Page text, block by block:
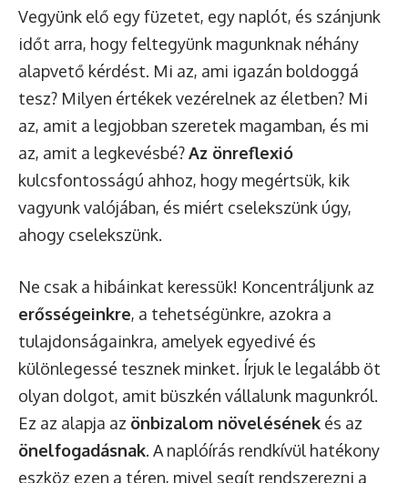
Vegyünk elő egy füzetet, egy naplót, és szánjunk
időt arra, hogy feltegyünk magunknak néhány
alapvető kérdést. Mi az, ami igazán boldoggá
tesz? Milyen értékek vezérelnek az életben? Mi
az, amit a legjobban szeretek magamban, és mi
az, amit a legkevésbé?Az önreflexió
kulcsfontosságú ahhoz, hogy megértsük, kik
vagyunk valójában, és miért cselekszünk úgy,
ahogy cselekszünk.
Ne csak a hibáinkat keressük! Koncentráljunk az
erősségeinkre, a tehetségünkre, azokra a
tulajdonságainkra, amelyek egyedivé és
különlegessé tesznek minket. Írjuk le legalább öt
olyan dolgot, amit büszkén vállalunk magunkról.
Ez az alapja az önbizalom növelésének és az
önelfogadásnak. A naplóírás rendkívül hatékony
eszköz ezen a téren, mivel segít rendszerezni a